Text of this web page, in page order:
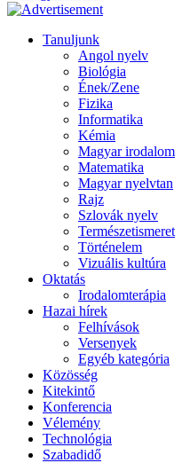
Tanuljunk
Angol nyelv
Biológia
Ének/Zene
Fizika
Informatika
Kémia
Magyar irodalom
Matematika
Magyar nyelvtan
Rajz
Szlovák nyelv
Természetismeret
Történelem
Vizuális kultúra
Oktatás
Irodalomterápia
Hazai hírek
Felhívások
Versenyek
Egyéb kategória
Közösség
Kitekintő
Konferencia
Vélemény
Technológia
Szabadidő